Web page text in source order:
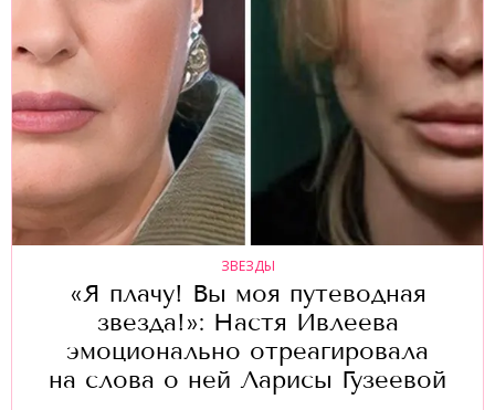
ЗВЕЗДЫ
«Я плачу! Вы моя путеводная
звезда!»: Настя Ивлеева
эмоционально отреагировала
на слова о ней Ларисы Гузеевой